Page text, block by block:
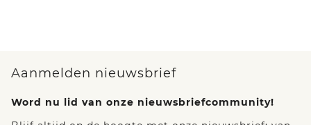
Aanmelden nieuwsbrief
Word nu lid van onze nieuwsbriefcommunity!